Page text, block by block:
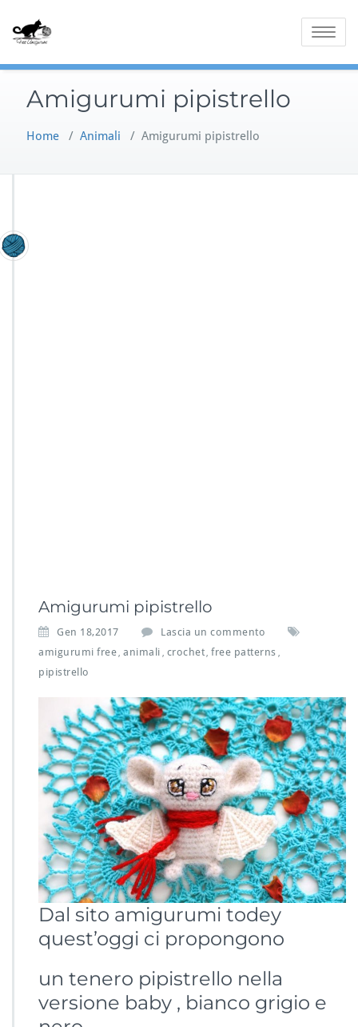
Toggle
Amigurumi pipistrello
Home / Animali / Amigurumi pipistrello
Amigurumi pipistrello
Gen 18,2017
Lascia un commento
amigurumi free animali crochet free patterns
pipistrello
Dal sito amigurumi todey
quest’oggi ci propongono
un tenero pipistrello nella
versione baby , bianco grigio e